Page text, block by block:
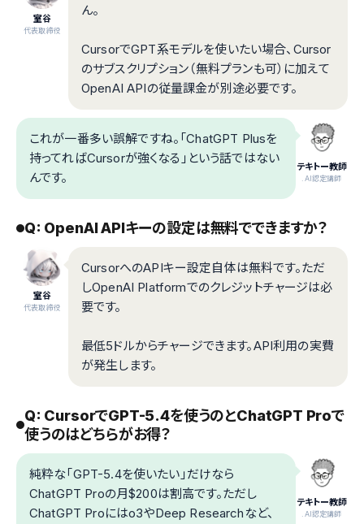
室谷
代表取締役
ん。
CursorでGPT系モデルを使いたい場合、Cursor
のサブスクリプション（無料プランも可）に加えて
OpenAI APIの従量課金が別途必要です。
テキトー教師
.AI認定講師
これが一番多い誤解ですね。「ChatGPT Plusを
持ってればCursorが強くなる」という話ではない
んです。
Q: OpenAI APIキーの設定は無料でできますか？
室谷
代表取締役
CursorへのAPIキー設定自体は無料です。ただ
しOpenAI Platformでのクレジットチャージは必
要です。
最低5ドルからチャージできます。API利用の実費
が発生します。
Q: CursorでGPT-5.4を使うのとChatGPT Proで
使うのはどちらがお得？
テキトー教師
.AI認定講師
純粋な「GPT-5.4を使いたい」だけなら
ChatGPT Proの月$200は割高です。ただし
ChatGPT Proにはo3やDeep Researchなど、